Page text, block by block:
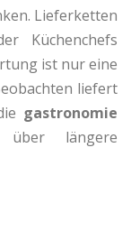
Lieferketten
Küchenchefs
ist nur eine
liefert
gastronomie
längere